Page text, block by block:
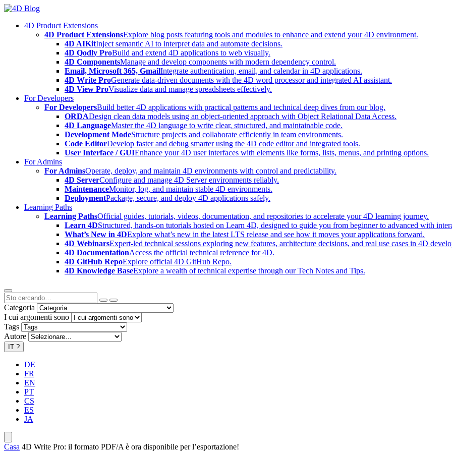
Skip
content4D Product Extensions
4D Product ExtensionsExplore blog posts featuring tools and modules to enhance and extend your 4D environment.
4D AIKitInject semantic AI to interpret data and automate decisions.
4D Qodly ProBuild and extend 4D applications to web visually.
4D ComponentsManage and develop components with modern dependency control.
Email, Microsoft 365, GmailIntegrate authentication, email, and calendar in 4D applications.
4D Write ProGenerate data-driven documents with the 4D word processor and integrated AI assistant.
4D View ProVisualize data and manage spreadsheets effectively.
For Developers
For DevelopersBuild better 4D applications with practical patterns and technical deep dives from our blog.
ORDADesign clean data models using an object-oriented approach with Object Relational Data Access.
4D LanguageMaster the 4D language to write clear, structured, and maintainable code.
Development ModeStructure projects and collaborate efficiently in team environments.
Code EditorDevelop faster and debug smarter using the 4D code editor and integrated tools.
User Interface / GUIEnhance your 4D user interfaces with elements like forms, lists, menus, and printing options.
For Admins
For AdminsOperate, deploy, and maintain 4D environments with control and predictability.
4D ServerConfigure and manage 4D Server environments reliably.
MaintenanceMonitor, log, and maintain stable 4D environments.
DeploymentPackage, secure, and deploy 4D applications safely.
Learning Paths
Learning PathsOfficial guides, tutorials, videos, documentation, and repositories to accelerate your 4D learning journey.
Learn 4DStructured, hands-on tutorials hosted on Learn 4D, designed to guide you from beginner to advanced with
What’s New in 4DExplore what’s new in the latest LTS release and see how it moves your applications forward.
4D WebinarsExpert-led technical sessions exploring new features, architecture decisions, and real use cases in 4D
4D DocumentationAccess the official technical reference for 4D.
4D GitHub RepoExplore official 4D GitHub Repo.
4D Knowledge BaseExplore a wealth of technical expertise through our Tech Notes and Tips.
Categoria
I cui argomenti sono
Tags
Autore
IT ?
DE
FR
EN
PT
CS
ES
JA
Casa 4D Write Pro: il formato PDF/A è ora disponibile per l’esportazione!